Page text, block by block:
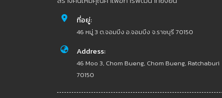
ที่อยู่:
46 หมู่ 3 ต.จอมบึง อ.จอมบึง จ.ราชบุรี 70150
Address:
46 Moo 3, Chom Bueng, Chom Bueng, Ratchaburi
70150